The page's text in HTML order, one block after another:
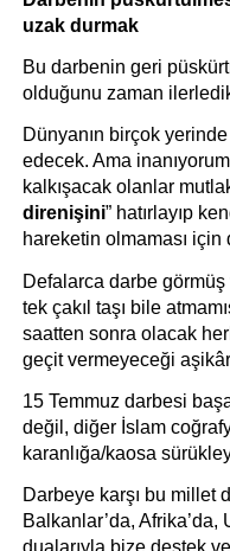
uzak durmak
Bu darbenin geri
olduğunu zaman
Dünyanın birçok
edecek. Ama
kalkışacak olanlar
direnişini” hatırlayıp
hareketin olmaması için
Defalarca darbe
tek çakıl taşı bile
saatten sonra olacak
geçit vermeyeceği
15 Temmuz darbesi
değil, diğer İslam
karanlığa/kaosa
Darbeye karşı bu millet
Balkanlar’da,